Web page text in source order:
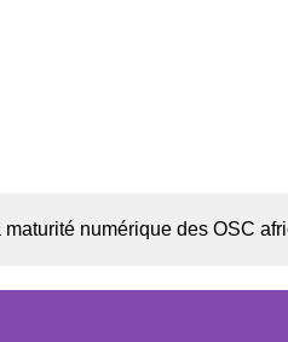
numérique des OSC